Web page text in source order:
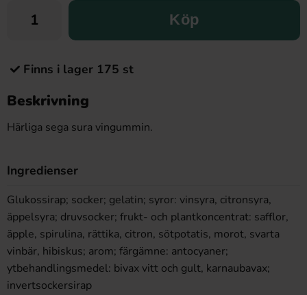
Köp
Finns i lager 175 st
Beskrivning
Härliga sega sura vingummin.
Ingredienser
Glukossirap; socker; gelatin; syror: vinsyra, citronsyra,
äppelsyra; druvsocker; frukt- och plantkoncentrat: safflor,
äpple, spirulina, rättika, citron, sötpotatis, morot, svarta
vinbär, hibiskus; arom; färgämne: antocyaner;
ytbehandlingsmedel: bivax vitt och gult, karnaubavax;
invertsockersirap